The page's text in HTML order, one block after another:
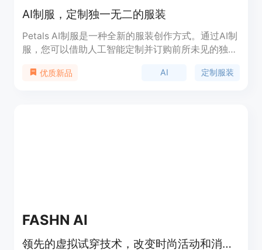
AI制服，定制独一无二的服装
Petals AI制服是一种全新的服装创作方式。通过AI制
服，您可以借助人工智能定制并订购前所未见的独特
想要更进一步？只需拍摄您的宠物或其他参考照片，
优质新品 AI 定制服装
FASHN AI
领先的虚拟试穿技术，改变时尚活动和消费者体验。